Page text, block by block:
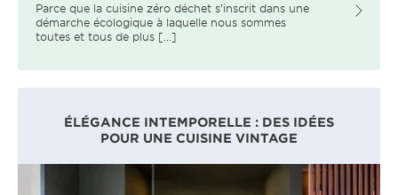
Parce que la cuisine zéro déchet s’inscrit dans une
démarche écologique à laquelle nous sommes
toutes et tous de plus [...]
ÉLÉGANCE INTEMPORELLE : DES IDÉES
POUR UNE CUISINE VINTAGE